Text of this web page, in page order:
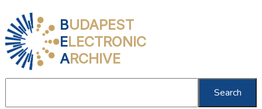
BUDAPEST
ELECTRONIC
ARCHIVE
Search